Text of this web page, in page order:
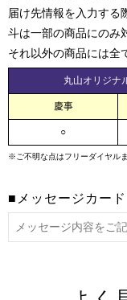
届け先情報を入力する
斗は一部の商品にのみ
それ以外の商品には全
丸山オリジナ
慶事
○
※ご不明な点はフリーダイヤル
■メッセージカード